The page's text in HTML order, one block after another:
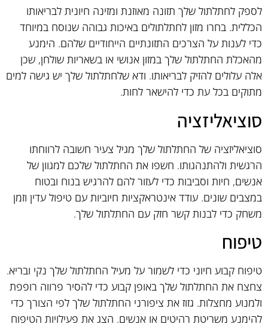
לספק לחתלתול שלך תזונה מאוזנת ומזינה חיונית לבריאותו
הכללית. בחרו מזון לחתלתולים באיכות גבוהה שנוסח במיוחד
כדי לענות על הצרכים התזונתיים הייחודיים שלהם. הימנע
מהאכלת החתלתול שלך במזון אנושי או בשאריות שולחן, שכן
אלה עלולים להזיק לבריאותו. ודא שלחתלתול שלך יש גישה למים
מתוקים בכל עת כדי להישאר לחות.
סוציאליזציה
סוציאליזציה של החתלתול שלך מגיל צעיר חשובה לרווחתו
הרגשית ולהתנהגותו. חשפו את החתלתול שלכם למגוון של
אנשים, חיות וסביבות כדי לעזור להם להרגיש בנוח ובטוח
במצבים שונים. עודד אינטראקציות חיוביות עם טיפול עדין וזמן
משחק כדי לבנות קשר חזק עם החתלתול שלך.
טיפוח
טיפוח קבוע חיוני כדי לשמור על מעיל החתלתול שלך נקי ובריא.
צחצח את החתלתול שלך באופן קבוע כדי להסיר פרווה רופפת
ולמנוע מחצלות. גזוז את ציפורני החתלתול שלך לפי הצורך כדי
להימנע משריטת רהיטים או אנשים. הצג את פעילויות הטיפוח